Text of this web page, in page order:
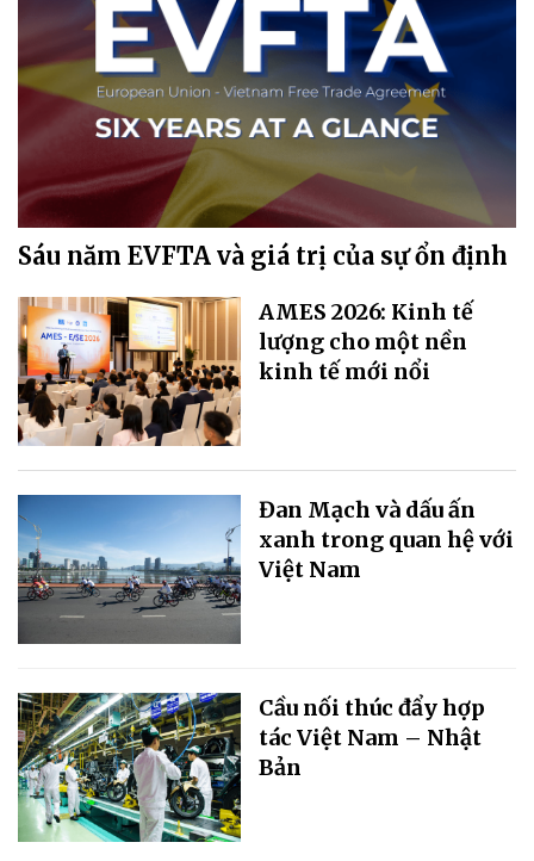
Sáu năm EVFTA và giá trị của sự ổn định
AMES 2026: Kinh tế
lượng cho một nền
kinh tế mới nổi
Đan Mạch và dấu ấn
xanh trong quan hệ với
Việt Nam
Cầu nối thúc đẩy hợp
tác Việt Nam – Nhật
Bản